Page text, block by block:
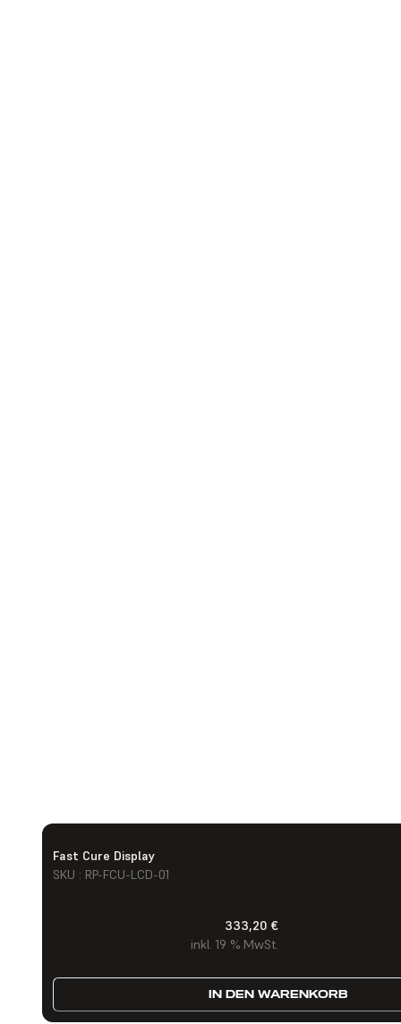
Fast Cure Display
SKU : RP-FCU-LCD-01
333,20 €
inkl. 19 % MwSt.
IN DEN WARENKORB